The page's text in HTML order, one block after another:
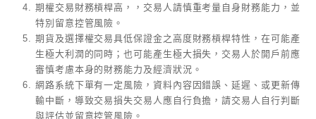
期權交易財務槓桿高，，交易人請慎重考量自身財務能力，並
特別留意控管風險。
期貨及選擇權交易具低保證金之高度財務槓桿特性，在可能產
生極大利潤的同時；也可能產生極大損失，交易人於開戶前應
審慎考慮本身的財務能力及經濟狀況。
網路系統下單有一定風險，資料內容因錯誤、延遲、或更新傳
輸中斷，導致交易損失交易人應自行負擔，請交易人自行判斷
與評估並留意控管風險。